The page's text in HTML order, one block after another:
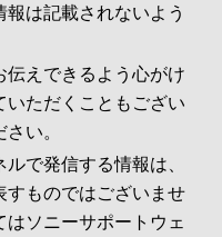
は記載されないよう
えできるよう心がけ
ただくこともござい
い。
で発信する情報は、
すものではございませ
ソニーサポートウェ